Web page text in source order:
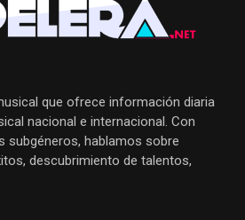
que ofrece información diaria
nacional e internacional. Con
subgéneros, hablamos sobre
descubrimiento de talentos,